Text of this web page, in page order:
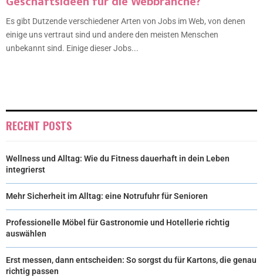
Es gibt Dutzende verschiedener Arten von Jobs im Web, von denen
einige uns vertraut sind und andere den meisten Menschen
unbekannt sind. Einige dieser Jobs...
RECENT POSTS
Wellness und Alltag: Wie du Fitness dauerhaft in dein Leben
integrierst
Mehr Sicherheit im Alltag: eine Notrufuhr für Senioren
Professionelle Möbel für Gastronomie und Hotellerie richtig
auswählen
Erst messen, dann entscheiden: So sorgst du für Kartons, die genau
richtig passen